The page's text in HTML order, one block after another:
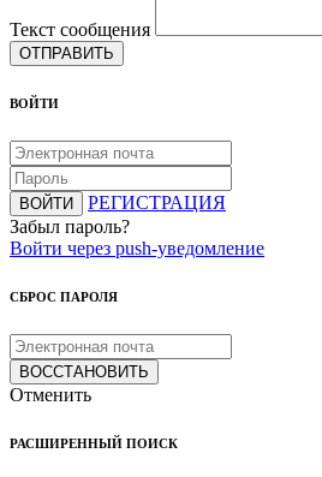
Текст сообщения
ОТПРАВИТЬ
ВОЙТИ
ВОЙТИ
РЕГИСТРАЦИЯ
Забыл пароль?
Войти через push-уведомление
СБРОС ПАРОЛЯ
ВОССТАНОВИТЬ
Отменить
РАСШИРЕННЫЙ ПОИСК